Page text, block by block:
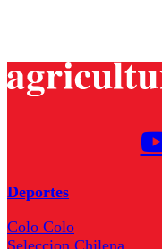
Deportes
Colo Colo
Seleccion Chilena